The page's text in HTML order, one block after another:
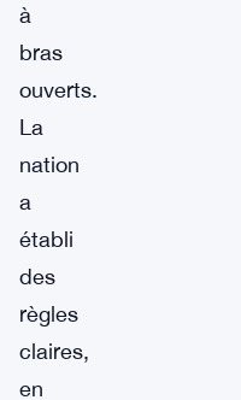
à
bras
ouverts.
La
nation
a
établi
des
règles
claires,
en